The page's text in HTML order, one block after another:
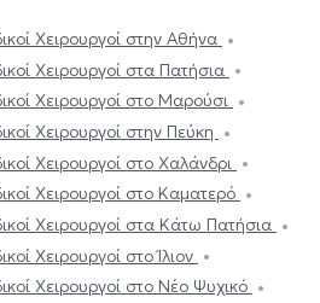
Χειρουργοί στην Αθήνα
Χειρουργοί στα Πατήσια
Χειρουργοί στο Μαρούσι
Χειρουργοί στην Πεύκη
Χειρουργοί στο Χαλάνδρι
Χειρουργοί στο Καματερό
Χειρουργοί στα Κάτω Πατήσια
Χειρουργοί στο Ίλιον
Χειρουργοί στο Νέο Ψυχικό